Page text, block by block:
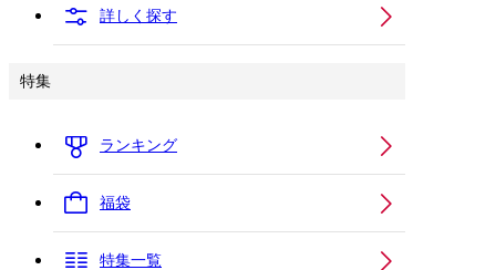
詳しく探す
特集
ランキング
福袋
特集一覧